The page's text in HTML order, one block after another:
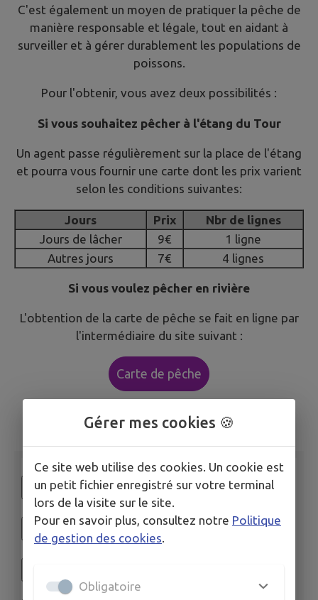
C'est également un moyen de pratiquer la pêche de
manière responsable et légale, tout en aidant à
surveiller et à gérer durablement les populations de
poissons.
Pour l'obtenir, vous avez deux possibilités :
Si vous souhaitez pêcher à l'étang du Tour
Un agent passe régulièrement sur la place de l'étang
et pourra vous fournir une carte dont les prix varient
selon les conditions suivantes:
Jours Prix
Nbr de lignes
Jours de lâcher
9€
1 ligne
Autres jours
7€ 4 lignes
Si vous voulez pêcher en rivière
L'obtention de la carte de pêche se fait en ligne par
l'intermédiaire du site suivant :
Carte de pêche
Réglementation
Gérer mes cookies 🍪
Ce site web utilise des cookies. Un cookie est
un petit fichier enregistré sur votre terminal
lors de la visite sur le site.
Pour en savoir plus, consultez notre Politique
de gestion des cookies
Obligatoire